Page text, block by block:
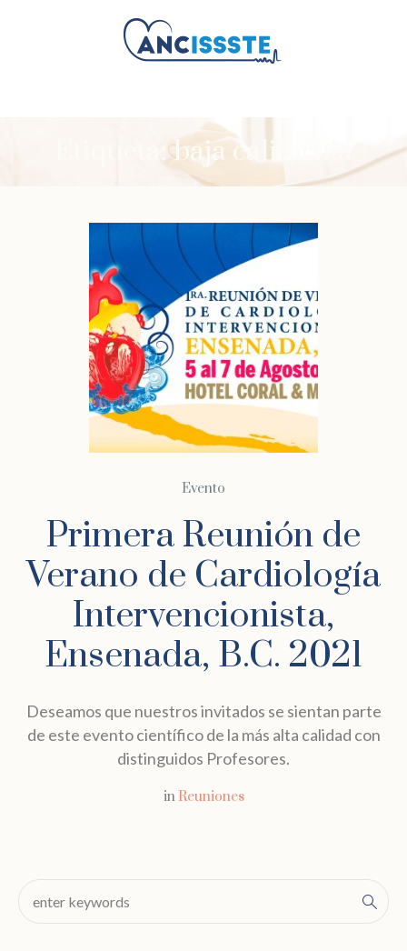
Etiqueta:baja california
Evento
Primera Reunión de
Verano de Cardiología
Intervencionista,
Ensenada, B.C. 2021
Deseamos que nuestros invitados se sientan parte
de este evento científico de la más alta calidad con
distinguidos Profesores.
in Reuniones